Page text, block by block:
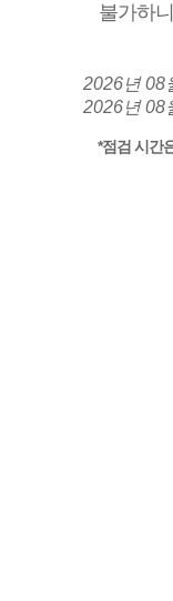
불가하
2026년 08
2026년 08
*점검 시간